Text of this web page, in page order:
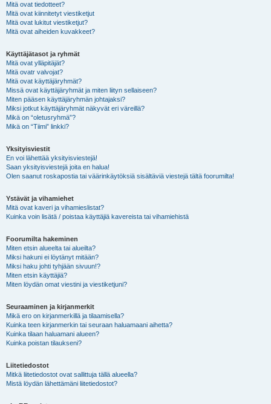
Mitä ovat tiedotteet?
Mitä ovat kiinnitetyt viestiketjut
Mitä ovat lukitut viestiketjut?
Mitä ovat aiheiden kuvakkeet?
Käyttäjätasot ja ryhmät
Mitä ovat ylläpitäjät?
Mitä ovatr valvojat?
Mitä ovat käyttäjäryhmät?
Missä ovat käyttäjäryhmät ja miten liityn sellaiseen?
Miten pääsen käyttäjäryhmän johtajaksi?
Miksi jotkut käyttäjäryhmät näkyvät eri väreillä?
Mikä on “oletusryhmä”?
Mikä on “Tiimi” linkki?
Yksityisviestit
En voi lähettää yksityisviestejä!
Saan yksityisviestejä joita en halua!
Olen saanut roskapostia tai väärinkäytöksiä sisältäviä viestejä tältä foorumilta!
Ystävät ja vihamiehet
Mitä ovat kaveri ja vihamieslistat?
Kuinka voin lisätä / poistaa käyttäjiä kavereista tai vihamiehistä
Foorumilta hakeminen
Miten etsin alueelta tai alueilta?
Miksi hakuni ei löytänyt mitään?
Miksi haku johti tyhjään sivuun!?
Miten etsin käyttäjiä?
Miten löydän omat viestini ja viestiketjuni?
Seuraaminen ja kirjanmerkit
Mikä ero on kirjanmerkillä ja tilaamisella?
Kuinka teen kirjanmerkin tai seuraan haluamaani aihetta?
Kuinka tilaan haluamani alueen?
Kuinka poistan tilaukseni?
Liitetiedostot
Mitkä liitetiedostot ovat sallittuja tällä alueella?
Mistä löydän lähettämäni liitetiedostot?